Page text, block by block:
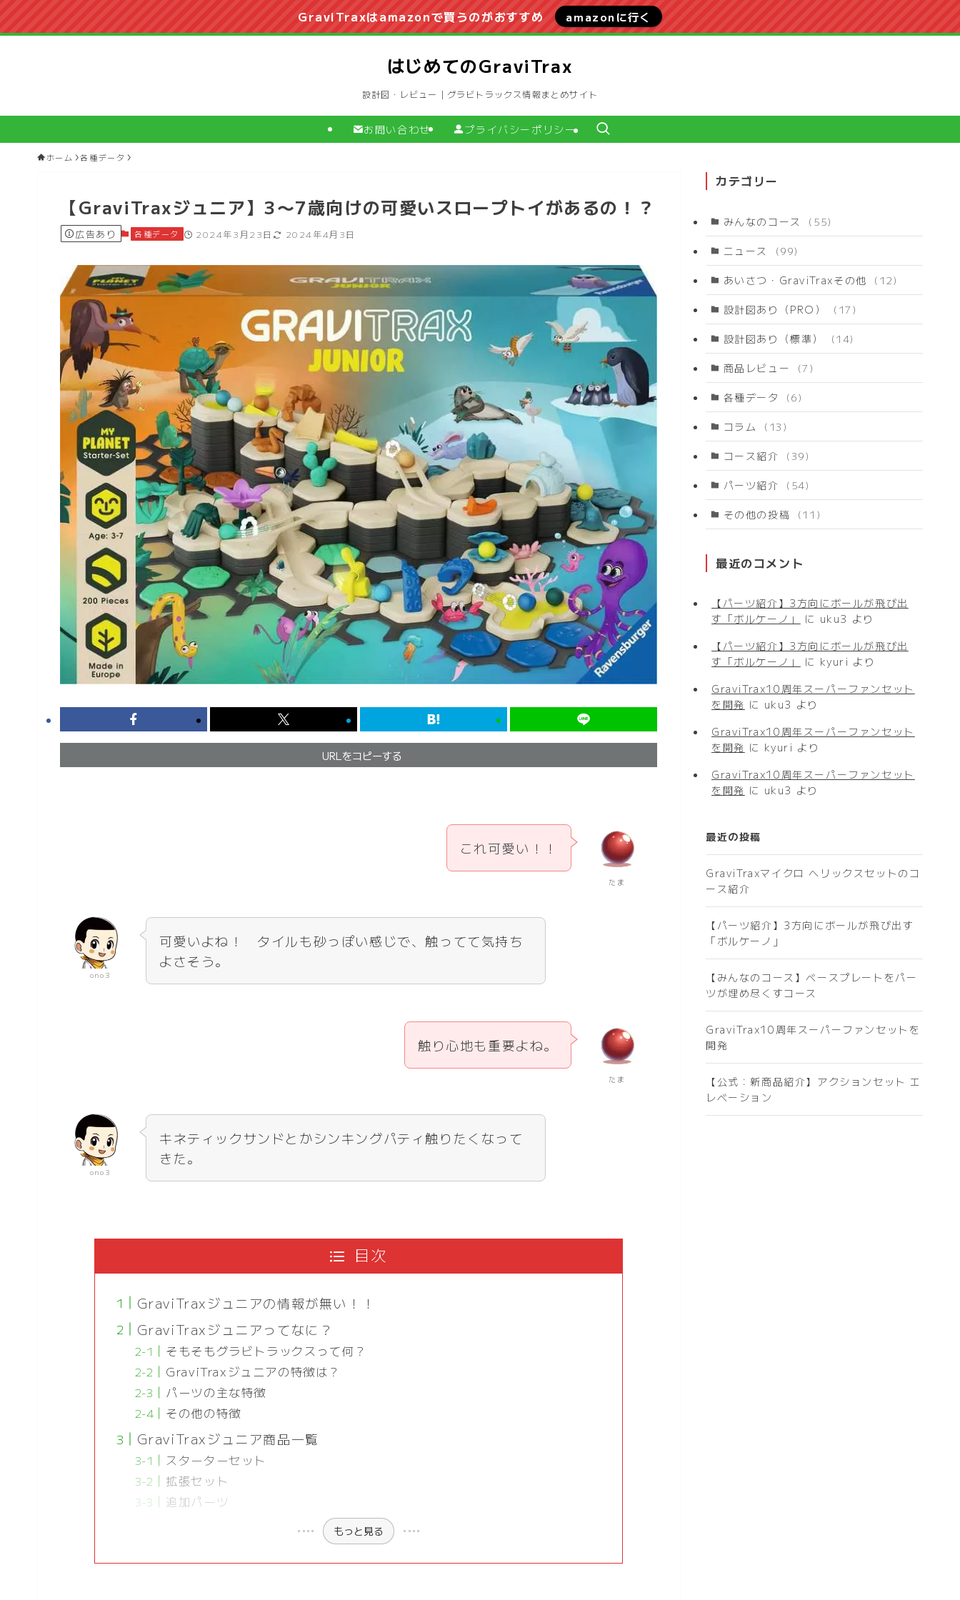
GraviTraxはamazonで買うのがおすすめ amazonに行く
はじめてのGraviTrax
設計図・レビュー｜グラビトラックス情報まとめサイト
お問い合わせ プライバシーポリシー
ホーム 各種データ
【GraviTraxジュニア】3〜7歳向けの可愛いスロープトイがあるの！？
広告あり 各種データ 2024年3月23日 2024年4月3日
URLをコピーする
たま
これ可愛い！！
ono3
可愛いよね！ タイルも砂っぽい感じで、触ってて気持ち
よさそう。
たま
触り心地も重要よね。
ono3
キネティックサンドとかシンキングパティ触りたくなって
きた。
目次
GraviTraxジュニアの情報が無い！！
GraviTraxジュニアってなに？
そもそもグラビトラックスって何？
GraviTraxジュニアの特徴は？
パーツの主な特徴
その他の特徴
GraviTraxジュニア商品一覧
スターターセット
拡張セット
追加パーツ
もっと見る
カテゴリー
みんなのコース (55)
ニュース (99)
あいさつ・GraviTraxその他 (12)
設計図あり（PRO） (17)
設計図あり（標準） (14)
商品レビュー (7)
各種データ (6)
コラム (13)
コース紹介 (39)
パーツ紹介 (54)
その他の投稿 (11)
最近のコメント
【パーツ紹介】3方向にボールが飛び出
す「ボルケーノ」
に uku3 より
【パーツ紹介】3方向にボールが飛び出
す「ボルケーノ」
に kyuri より
GraviTrax10周年スーパーファンセット
を開発 に uku3 より
GraviTrax10周年スーパーファンセット
を開発 に kyuri より
GraviTrax10周年スーパーファンセット
を開発 に uku3 より
最近の投稿
GraviTraxマイクロ ヘリックスセットのコ
ース紹介
【パーツ紹介】3方向にボールが飛び出す
「ボルケーノ」
【みんなのコース】ベースプレートをパー
ツが埋め尽くすコース
GraviTrax10周年スーパーファンセットを
開発
【公式：新商品紹介】アクションセット エ
レベーション